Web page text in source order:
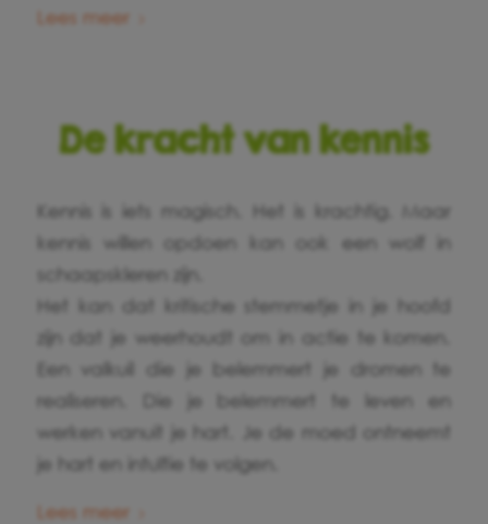
Lees meer
De kracht van kennis
Kennis is iets magisch. Het is krachtig. Maar
kennis willen opdoen kan ook een wolf in
schaapskleren zijn.
Het kan dat kritische stemmetje in je hoofd
zijn dat je weerhoudt om in actie te komen.
Een valkuil die je belemmert je dromen te
realiseren. Die je belemmert te leven en
werken vanuit je hart. Je de moed ontneemt
je hart en intuïtie te volgen.
Lees meer